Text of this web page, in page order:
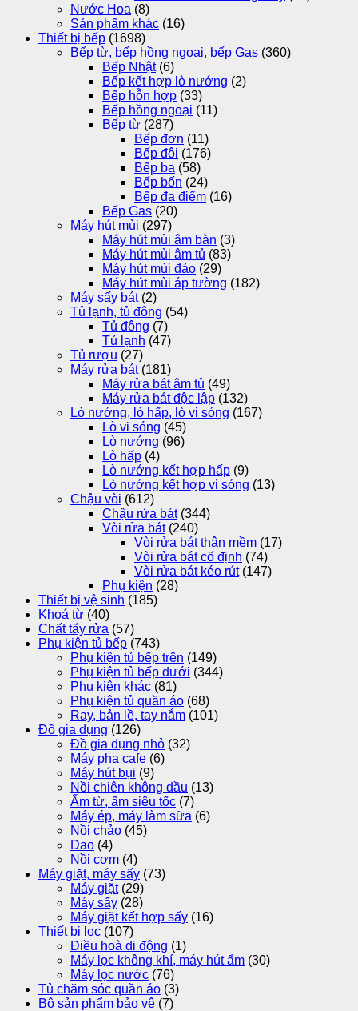
Nước Hoa (8)
Sản phẩm khác (16)
Thiết bị bếp (1698)
Bếp từ, bếp hồng ngoại, bếp Gas (360)
Bếp Nhật (6)
Bếp kết hợp lò nướng (2)
Bếp hỗn hợp (33)
Bếp hồng ngoại (11)
Bếp từ (287)
Bếp đơn (11)
Bếp đôi (176)
Bếp ba (58)
Bếp bốn (24)
Bếp đa điểm (16)
Bếp Gas (20)
Máy hút mùi (297)
Máy hút mùi âm bàn (3)
Máy hút mùi âm tủ (83)
Máy hút mùi đảo (29)
Máy hút mùi áp tường (182)
Máy sấy bát (2)
Tủ lạnh, tủ đông (54)
Tủ đông (7)
Tủ lạnh (47)
Tủ rượu (27)
Máy rửa bát (181)
Máy rửa bát âm tủ (49)
Máy rửa bát độc lập (132)
Lò nướng, lò hấp, lò vi sóng (167)
Lò vi sóng (45)
Lò nướng (96)
Lò hấp (4)
Lò nướng kết hợp hấp (9)
Lò nướng kết hợp vi sóng (13)
Chậu vòi (612)
Chậu rửa bát (344)
Vòi rửa bát (240)
Vòi rửa bát thân mềm (17)
Vòi rửa bát cố định (74)
Vòi rửa bát kéo rút (147)
Phụ kiện (28)
Thiết bị vệ sinh (185)
Khoá từ (40)
Chất tẩy rửa (57)
Phụ kiện tủ bếp (743)
Phụ kiện tủ bếp trên (149)
Phụ kiện tủ bếp dưới (344)
Phụ kiện khác (81)
Phụ kiện tủ quần áo (68)
Ray, bản lề, tay nắm (101)
Đồ gia dụng (126)
Đồ gia dụng nhỏ (32)
Máy pha cafe (6)
Máy hút bụi (9)
Nồi chiên không dầu (13)
Ấm từ, ấm siêu tốc (7)
Máy ép, máy làm sữa (6)
Nồi chảo (45)
Dao (4)
Nồi cơm (4)
Máy giặt, máy sấy (73)
Máy giặt (29)
Máy sấy (28)
Máy giặt kết hợp sấy (16)
Thiết bị lọc (107)
Điều hoà di động (1)
Máy lọc không khí, máy hút ẩm (30)
Máy lọc nước (76)
Tủ chăm sóc quần áo (3)
Bộ sản phẩm bảo vệ (7)